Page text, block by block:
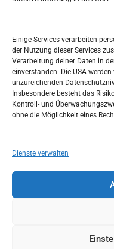
Einige Services verarbeiten
der Nutzung dieser Services
Verarbeitung deiner Daten in
einverstanden. Die USA
unzureichenden
Insbesondere besteht das
Kontroll- und
ohne die Möglichkeit eines
Dienste verwalten
M D M
1 2
7 8 9
21 22
28 29 30
« Apr.
Copyright © 2026